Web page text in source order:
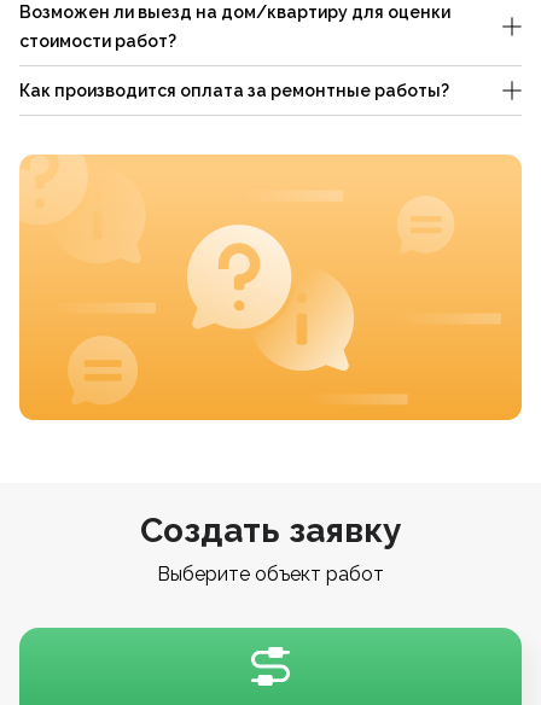
Возможен ли выезд на дом/квартиру для оценки
стоимости работ?
Как производится оплата за ремонтные работы?
Создать заявку
Выберите объект работ